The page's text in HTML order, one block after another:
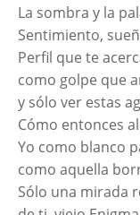
La sombra y la
Sentimiento,
Perfil que te
como golpe que
y sólo ver estas
Cómo entonces
Yo como blanco
como aquella
Sólo una mirada